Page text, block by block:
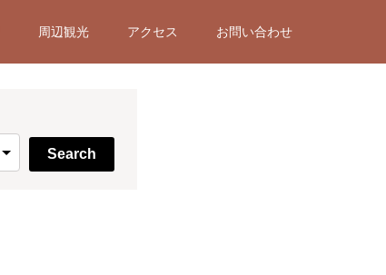
周辺観光 アクセス お問い合わせ
Search